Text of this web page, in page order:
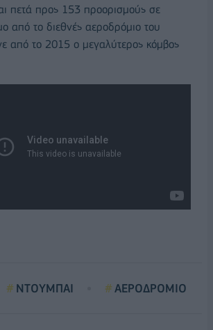
πετά προς 153 προορισμούς σε
από το διεθνές αεροδρόμιο του
από το 2015 ο μεγαλύτερος κόμβος
ΝΤΟΥΜΠΑΙ ΑΕΡΟΔΡΟΜΙΟ